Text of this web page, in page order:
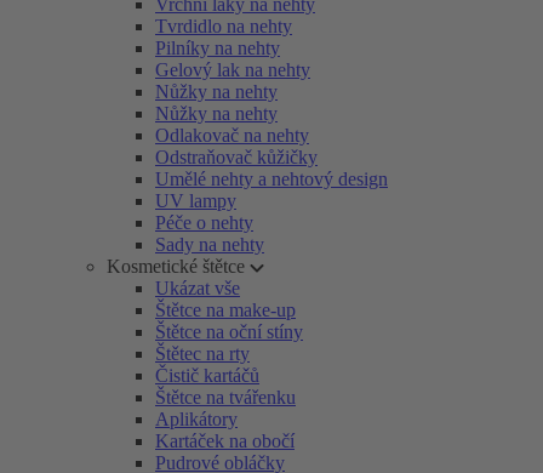
Vrchní laky na nehty
Tvrdidlo na nehty
Pilníky na nehty
Gelový lak na nehty
Nůžky na nehty
Nůžky na nehty
Odlakovač na nehty
Odstraňovač kůžičky
Umělé nehty a nehtový design
UV lampy
Péče o nehty
Sady na nehty
Kosmetické štětce
Ukázat vše
Štětce na make-up
Štětce na oční stíny
Štětec na rty
Čistič kartáčů
Štětce na tvářenku
Aplikátory
Kartáček na obočí
Pudrové obláčky